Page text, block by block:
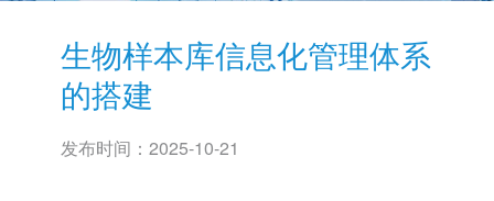
生物样本库信息化管理体系
的搭建
发布时间： 2025-10-21